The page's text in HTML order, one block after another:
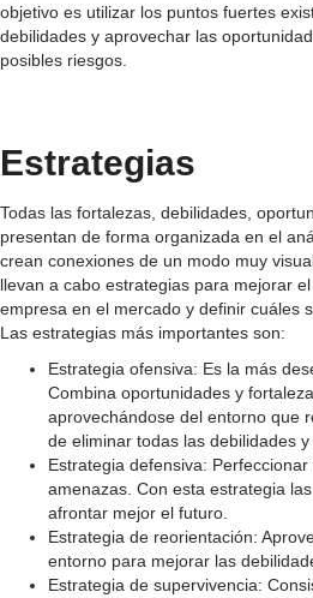
objetivo es utilizar los puntos fuertes
debilidades y aprovechar las
posibles riesgos.
Estrategias
Todas las fortalezas, debilidades,
presentan de forma organizada en el
crean conexiones de un modo muy
llevan a cabo estrategias para mejorar
empresa en el mercado y definir cuáles
Las estrategias más importantes son:
Estrategia ofensiva: Es la más
Combina oportunidades y
aprovechándose del entorno que
de eliminar todas las debilidades
Estrategia defensiva:
amenazas. Con esta estrategia
afrontar mejor el futuro.
Estrategia de reorientación:
entorno para mejorar las
Estrategia de supervivencia: